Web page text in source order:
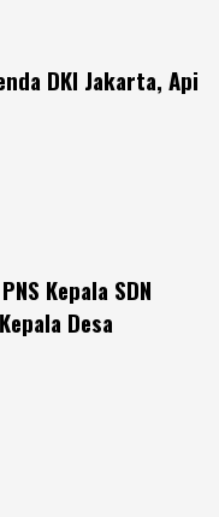
DKI Jakarta, Api
Kepala SDN
Desa